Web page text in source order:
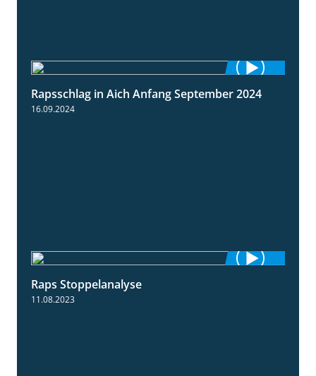
1:50
Rapsschlag in Aich Anfang September 2024
16.09.2024
Raps Stoppelanalyse
11.08.2023